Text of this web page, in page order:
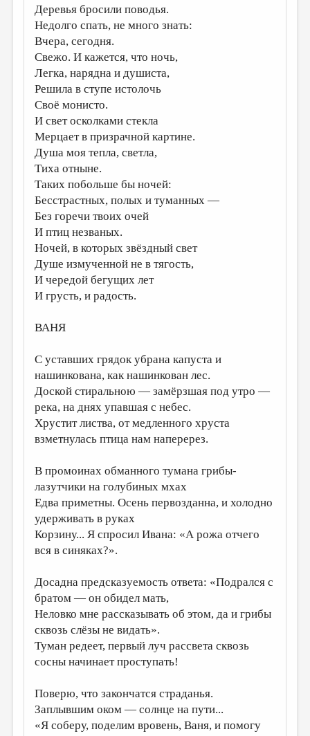
ОБЪЯВЛЕНИЯ
КОЛОНКА РЕДАКТОРА
РЕДКОЛЛЕГИЯ
ОТ РЕДАКЦИИ
МАЛАЯ ПРОЗА
ЭССЕИСТИКА
ЛИТЕРАТУРОВЕДЕНИЕ
КУЛЬТУРОВЕДЕНИЕ
ПУБЛИЦИСТИКА
РЕЦЕНЗИРОВАНИЕ
ЦИКЛЫ ПУБЛИКАЦИЙ
ТРЕДИАКОВСКИЙ
Деревья бросили поводья.
Недолго спать, не много знать:
Вчера, сегодня.
Свежо. И кажется, что ночь,
Легка, нарядна и душиста,
Решила в ступе истолочь
Своё монисто.
И свет осколками стекла
Мерцает в призрачной картине.
Душа моя тепла, светла,
Тиха отныне.
Таких побольше бы ночей:
Бесстрастных, полых и туманных —
Без горечи твоих очей
И птиц незваных.
Ночей, в которых звёздный свет
Душе измученной не в тягость,
И чередой бегущих лет
И грусть, и радость.
ВАНЯ
С уставших грядок убрана капуста и
нашинкована, как нашинкован лес.
Доской стиральною — замёрзшая под утро —
река, на днях упавшая с небес.
Хрустит листва, от медленного хруста
взметнулась птица нам наперерез.
В промоинах обманного тумана грибы-
лазутчики на голубиных мхах
Едва приметны. Осень первозданна, и холодно
удерживать в руках
Корзину... Я спросил Ивана: «А рожа отчего
вся в синяках?».
Досадна предсказуемость ответа: «Подрался с
братом — он обидел мать,
Неловко мне рассказывать об этом, да и грибы
сквозь слёзы не видать».
Туман редеет, первый луч рассвета сквозь
сосны начинает проступать!
Поверю, что закончатся страданья.
Заплывшим оком — солнце на пути...
«Я соберу, поделим вровень, Ваня, и помогу